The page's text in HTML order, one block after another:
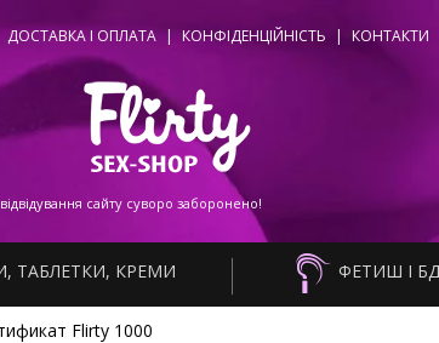
ДОСТАВКА І ОПЛАТА | КОНФІДЕНЦІЙНІСТЬ | КОНТАКТИ
сайту суворо заборонено!
ТАБЛЕТКИ, КРЕМИ ФЕТИШ І
Flirty 1000